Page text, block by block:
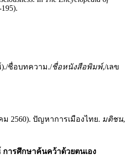
ชื่อบทความ./ชื่อหนังสือพิมพ์,/เลข
2560). ปัญหาการเมืองไทย. มติชน,
ารศึกษาค้นคว้าด้วยตนเอง